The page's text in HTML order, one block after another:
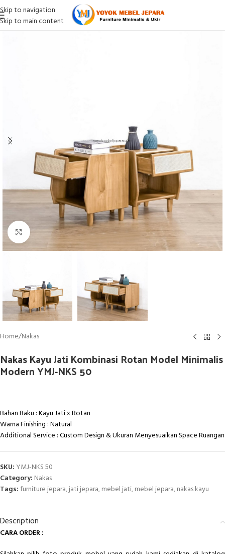
Skip to navigation
Skip to main content
Click to enlarge
Home/Nakas
Nakas Kayu Jati Kombinasi Rotan Model Minimalis
Modern YMJ-NKS 50
Bahan Baku : Kayu Jati x Rotan
Warna Finishing : Natural
Additional Service : Custom Design & Ukuran Menyesuaikan Space Ruangan
SKU: YMJ-NKS 50
Category: Nakas
Tags:furniture jepara,jati jepara,mebel jati,mebel jepara,nakas kayu
Description
CARA ORDER :